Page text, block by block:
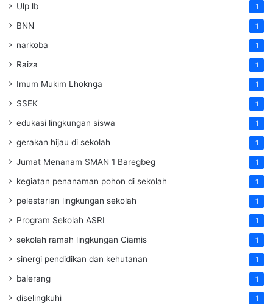
Ulp lb 1
BNN 1
narkoba 1
Raiza 1
Imum Mukim Lhoknga 1
SSEK 1
edukasi lingkungan siswa 1
gerakan hijau di sekolah 1
Jumat Menanam SMAN 1 Baregbeg 1
kegiatan penanaman pohon di sekolah 1
pelestarian lingkungan sekolah 1
Program Sekolah ASRI 1
sekolah ramah lingkungan Ciamis 1
sinergi pendidikan dan kehutanan 1
balerang 1
diselingkuhi 1